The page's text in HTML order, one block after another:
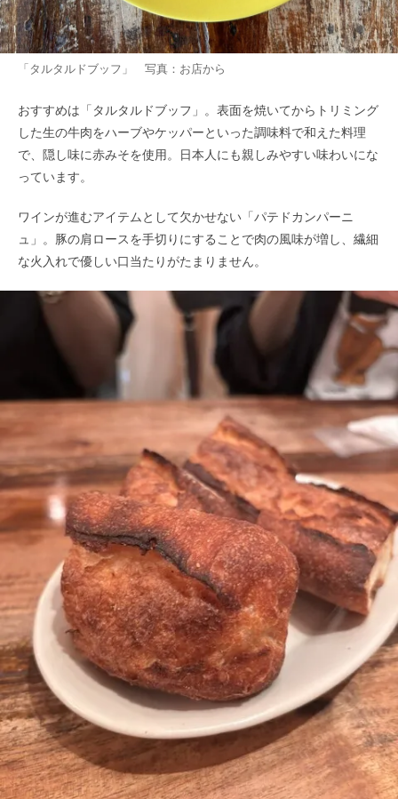
「タルタルドブッフ」 写真：お店から
おすすめは「タルタルドブッフ」。表面を焼いてからトリミング
した生の牛肉をハーブやケッパーといった調味料で和えた料理
で、隠し味に赤みそを使用。日本人にも親しみやすい味わいにな
っています。
ワインが進むアイテムとして欠かせない「パテドカンパーニ
ュ」。豚の肩ロースを手切りにすることで肉の風味が増し、繊細
な火入れで優しい口当たりがたまりません。